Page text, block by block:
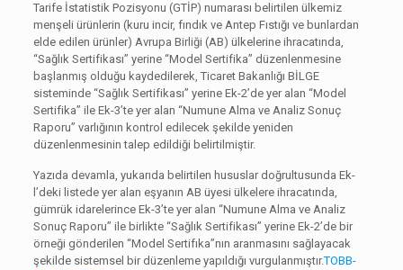
Tarife İstatistik Pozisyonu (GTİP) numarası belirtilen ülkemiz
menşeli ürünlerin (kuru incir, fındık ve Antep Fıstığı ve bunlardan
elde edilen ürünler) Avrupa Birliği (AB) ülkelerine ihracatında,
“Sağlık Sertifikası” yerine “Model Sertifika” düzenlenmesine
başlanmış olduğu kaydedilerek, Ticaret Bakanlığı BİLGE
sisteminde “Sağlık Sertifikası” yerine Ek-2’de yer alan “Model
Sertifika” ile Ek-3’te yer alan “Numune Alma ve Analiz Sonuç
Raporu” varlığının kontrol edilecek şekilde yeniden
düzenlenmesinin talep edildiği belirtilmiştir.
Yazıda devamla, yukarıda belirtilen hususlar doğrultusunda Ek-
l’deki listede yer alan eşyanın AB üyesi ülkelere ihracatında,
gümrük idarelerince Ek-3’te yer alan “Numune Alma ve Analiz
Sonuç Raporu” ile birlikte “Sağlık Sertifikası” yerine Ek-2’de bir
örneği gönderilen “Model Sertifıka”nın aranmasını sağlayacak
şekilde sistemsel bir düzenleme yapıldığı vurgulanmıştır.TOBB-